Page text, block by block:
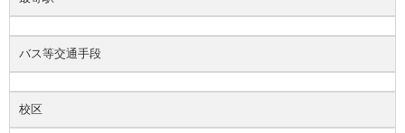
バス等交通手段
校区